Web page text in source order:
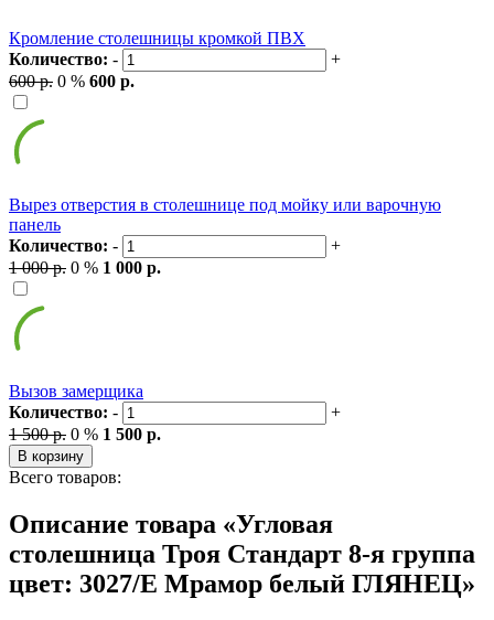
Кромление столешницы кромкой ПВХ
Количество: -
+
600 р. 0 % 600 р.
Вырез отверстия в столешнице под мойку или варочную
панель
Количество: -
+
1 000 р. 0 % 1 000 р.
Вызов замерщика
Количество: -
+
1 500 р. 0 % 1 500 р.
В корзину
Всего товаров:
Описание товара «Угловая
столешница Троя Стандарт 8-я группа
цвет: 3027/E Мрамор белый ГЛЯНЕЦ»